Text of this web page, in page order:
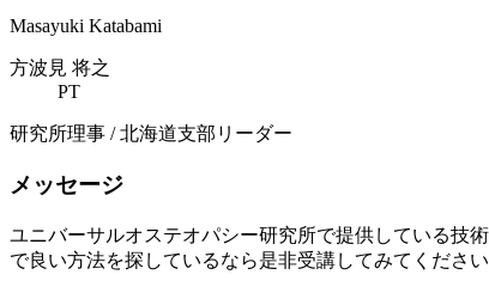
Masayuki Katabami
方波見 将之
PT
研究所理事 / 北海道支部リーダー
メッセージ
ユニバーサルオステオパシー研究所で提供している技
で良い方法を探しているなら是非受講してみてください